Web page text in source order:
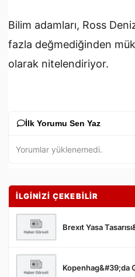
Bilim adamları, Ross
fazla değmediğinden
olarak nitelendiriyor.
İlk Yorumu Sen Yaz
Gönder
Yorumlar yüklenemedi.
İLGİNİZİ ÇEKEBİLİR
Brexıt Yasa
Kopenhag&#39;da